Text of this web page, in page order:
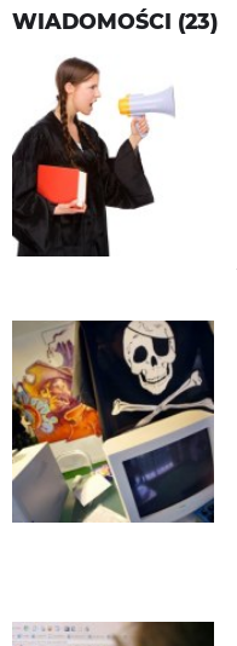
WIADOMOŚCI (23)